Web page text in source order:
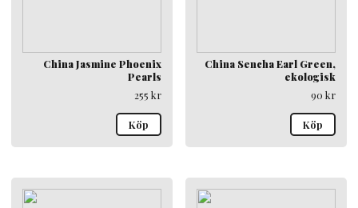
China Jasmine Phoenix
Pearls
255 kr
Köp
China Sencha Earl Green,
ekologisk
90 kr
Köp